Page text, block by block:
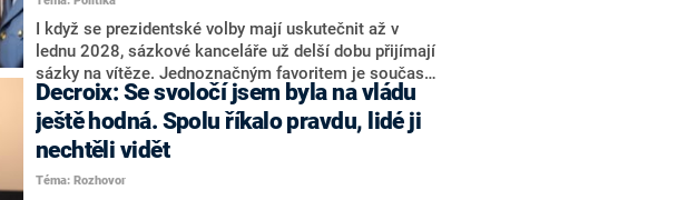
Zdeněk Nytra redakci řekl, že počítá s odchodem
některých senátorů z klubu a že Naše Česko není
nepřítel, ale soupeř.
I když se prezidentské volby mají uskutečnit až v
lednu 2028, sázkové kanceláře už delší dobu přijímají
sázky na vítěze. Jednoznačným favoritem je současná
hlava státu Petr Pavel. Daleko za ním pak bookmakeři
zmiňují dva výrazné politiky ANO, tedy premiéra
Andreje Babiše a ministra průmyslu Karla Havlíčka.
Oblíbeným tipem samotných sázkařů je poslanec za
Motoristy Filip Turek. Politolog Jan Kubáček nicméně
Decroix: Se svoločí jsem byla na vládu
ještě hodná. Spolu říkalo pravdu, lidé ji
nechtěli vidět
Téma: Rozhovor